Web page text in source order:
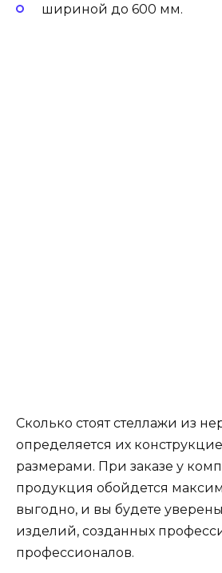
шириной до 600 мм.
Сколько стоят стеллажи из
определяется их
размерами. При заказе у
продукция обойдется
выгодно, и вы будете
изделий, созданных
профессионалов.